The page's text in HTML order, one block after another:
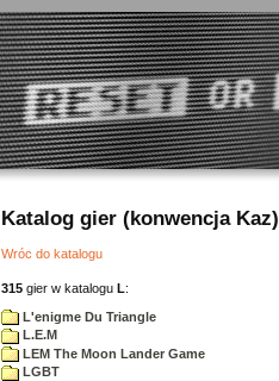
Katalog gier (konwencja Kaz)
Wróc do katalogu
315 gier w katalogu L:
L'enigme Du Triangle
L.E.M
LEM The Moon Lander Game
LGBT